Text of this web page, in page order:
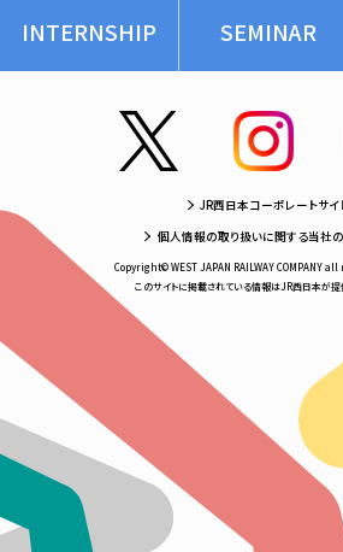
INTERNSHIP SEMINAR
JR西日本コーポレートサイ
個人情報の取り扱いに関する当社
Copyright© WEST JAPAN RAILWAY COMPANY
このサイトに掲載されている情報はJR西日本が提